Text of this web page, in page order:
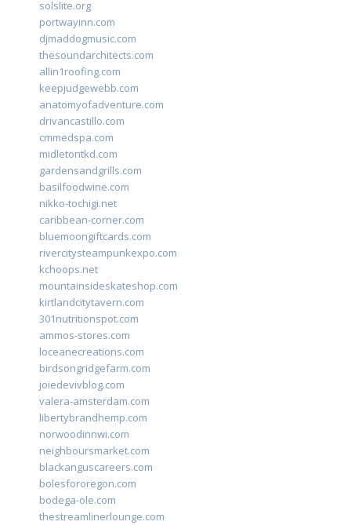
solslite.org
portwayinn.com
djmaddogmusic.com
thesoundarchitects.com
allin1roofing.com
keepjudgewebb.com
anatomyofadventure.com
drivancastillo.com
cmmedspa.com
midletontkd.com
gardensandgrills.com
basilfoodwine.com
nikko-tochigi.net
caribbean-corner.com
bluemoongiftcards.com
rivercitysteampunkexpo.com
kchoops.net
mountainsideskateshop.com
kirtlandcitytavern.com
301nutritionspot.com
ammos-stores.com
loceanecreations.com
birdsongridgefarm.com
joiedevivblog.com
valera-amsterdam.com
libertybrandhemp.com
norwoodinnwi.com
neighboursmarket.com
blackanguscareers.com
bolesfororegon.com
bodega-ole.com
thestreamlinerlounge.com